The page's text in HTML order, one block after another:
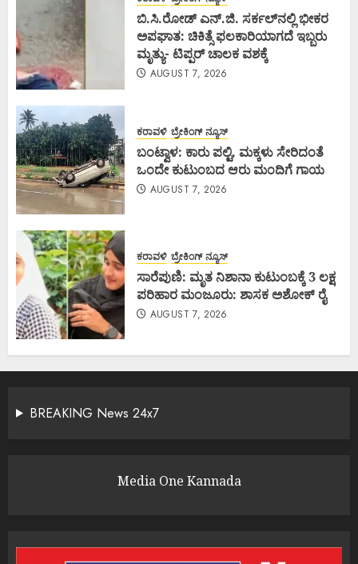
ಬಿ.ಸಿ.ರೋಡ್ ಎನ್.ಜಿ. ಸರ್ಕಲ್‌ನಲ್ಲಿ ಭೀಕರ
ಅಪಘಾತ: ಚಿಕಿತ್ಸೆ ಫಲಕಾರಿಯಾಗದೆ ಇಬ್ಬರು
ಮೃತ್ಯು- ಟಿಪ್ಪರ್ ಚಾಲಕ ವಶಕ್ಕೆ
AUGUST 7, 2026
ಕರಾವಳಿ ಬ್ರೇಕಿಂಗ್ ನ್ಯೂಸ್
ಬಂಟ್ವಾಳ: ಕಾರು ಪಲ್ಟಿ, ಮಕ್ಕಳು ಸೇರಿದಂತೆ
ಒಂದೇ ಕುಟುಂಬದ ಆರು ಮಂದಿಗೆ ಗಾಯ
AUGUST 7, 2026
ಕರಾವಳಿ ಬ್ರೇಕಿಂಗ್ ನ್ಯೂಸ್
ಸಾರೆಪುಣಿ: ಮೃತ ನಿಶಾನಾ ಕುಟುಂಬಕ್ಕೆ 3 ಲಕ್ಷ
ಪರಿಹಾರ ಮಂಜೂರು: ಶಾಸಕ ಅಶೋಕ್ ರೈ
AUGUST 7, 2026
BREAKING News 24x7
Media One Kannada